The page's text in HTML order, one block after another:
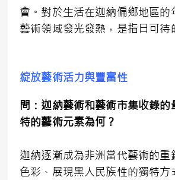
會。對於生活在迦納偏鄉地區的
藝術領域發光發熱，是指日可待
綻放藝術活力與豐富性
問：迦納藝術和藝術市集收錄
特的藝術元素為何？
迦納逐漸成為非洲當代藝術的重
色彩、展現黑人民族性的獨特方